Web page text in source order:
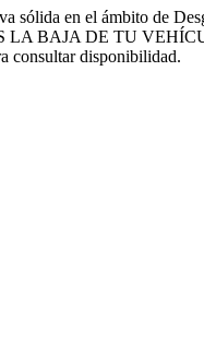
sólida en el ámbito de
BAJA DE TU
consultar disponibilidad.